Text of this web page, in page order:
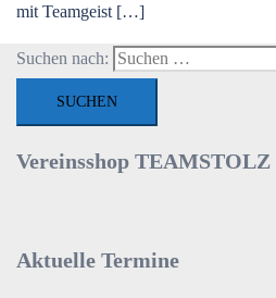
mit Teamgeist […]
Suchen nach:
Vereinsshop TEAMSTOLZ
Aktuelle Termine